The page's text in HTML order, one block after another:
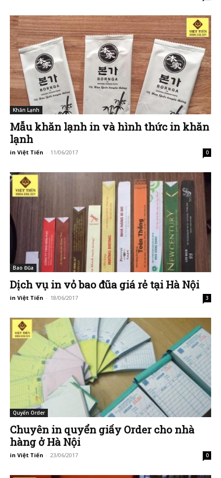
Khăn Lạnh
Mẫu khăn lạnh in và hình thức in khăn
lạnh
in Việt Tiến - 11/06/2017 0
Bao Đũa
Dịch vụ in vỏ bao đũa giá rẻ tại Hà Nội
in Việt Tiến - 18/06/2017 3
Quyển Order
Chuyên in quyển giấy Order cho nhà
hàng ở Hà Nội
in Việt Tiến - 23/06/2017 0